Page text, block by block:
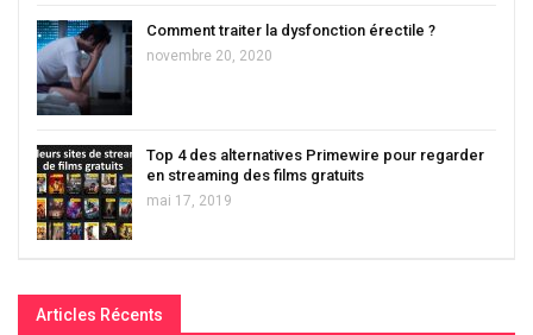
Comment traiter la dysfonction érectile ?
novembre 20, 2020
Top 4 des alternatives Primewire pour regarder
en streaming des films gratuits
mai 17, 2019
Articles Récents